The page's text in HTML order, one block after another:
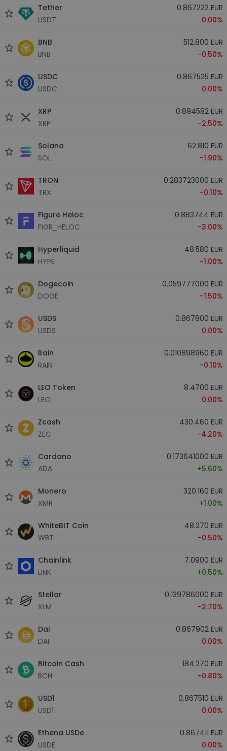
Tether
USDT
0.867222 EUR
0.00%
BNB
BNB
512.800 EUR
-0.50%
USDC
USDC
0.867525 EUR
0.00%
XRP
XRP
0.894582 EUR
-2.50%
Solana
SOL
62.810 EUR
-1.90%
TRON
TRX
0.283723000 EUR
-0.10%
Figure Heloc
FIGR_HELOC
0.883744 EUR
-3.00%
Hyperliquid
HYPE
48.580 EUR
-1.00%
Dogecoin
DOGE
0.059777000 EUR
-1.50%
USDS
USDS
0.867800 EUR
0.00%
Rain
RAIN
0.010898960 EUR
-0.10%
LEO Token
LEO
8.4700 EUR
0.00%
Zcash
ZEC
430.460 EUR
-4.20%
Cardano
ADA
0.173641000 EUR
+5.60%
Monero
XMR
320.160 EUR
+1.00%
WhiteBIT Coin
WBT
48.270 EUR
-0.50%
Chainlink
LINK
7.0900 EUR
+0.50%
Stellar
XLM
0.139786000 EUR
-2.70%
Dai
DAI
0.867902 EUR
0.00%
Bitcoin Cash
BCH
184.270 EUR
-0.80%
USD1
USD1
0.867510 EUR
0.00%
Ethena USDe
USDE
0.867411 EUR
0.00%